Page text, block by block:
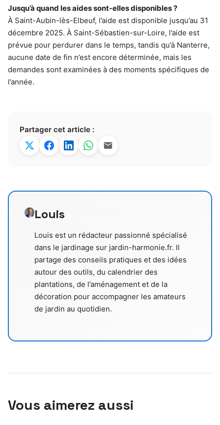
Jusqu’à quand les aides sont-elles disponibles ?
À Saint-Aubin-lès-Elbeuf, l’aide est disponible jusqu’au 31
décembre 2025. À Saint-Sébastien-sur-Loire, l’aide est
prévue pour perdurer dans le temps, tandis qu’à Nanterre,
aucune date de fin n’est encore déterminée, mais les
demandes sont examinées à des moments spécifiques de
l’année.
Partager cet article :
Louis
Louis est un rédacteur passionné spécialisé
dans le jardinage sur jardin-harmonie.fr. Il
partage des conseils pratiques et des idées
autour des outils, du calendrier des
plantations, de l’aménagement et de la
décoration pour accompagner les amateurs
de jardin au quotidien.
Vous aimerez aussi